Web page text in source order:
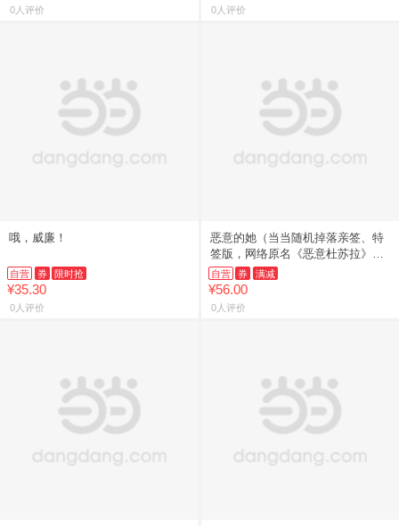
0人评价 0人评价
哦，威廉！
自营 券 限时抢
¥35.30
0人评价
恶意的她（当当随机掉落亲签、特
签版，网络原名《恶意杜苏拉》，
人气作者戈鞅女本位口碑之作）
自营 券 满减
¥56.00
0人评价